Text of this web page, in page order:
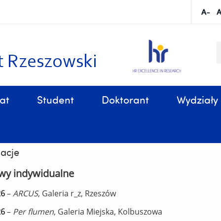
Student Doktorant Wydziały
indywidualne
–ARCUS, Galeria r_z, Rzeszów
– Per flumen, Galeria Miejska, Kolbuszowa